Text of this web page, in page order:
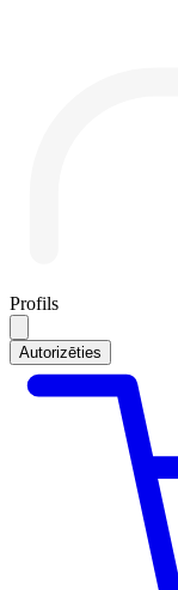
Profils
Autorizēties